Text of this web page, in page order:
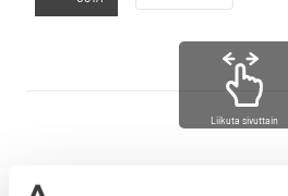
Liikuta sivuttain